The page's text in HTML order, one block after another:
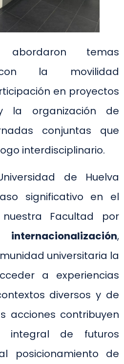
temas
con la movilidad
en proyectos
la organización de
conjuntas que
interdisciplinario.
de Huelva
significativo en el
Facultad por
,
universitaria la
a experiencias
diversos y de
acciones contribuyen
de futuros
posicionamiento de